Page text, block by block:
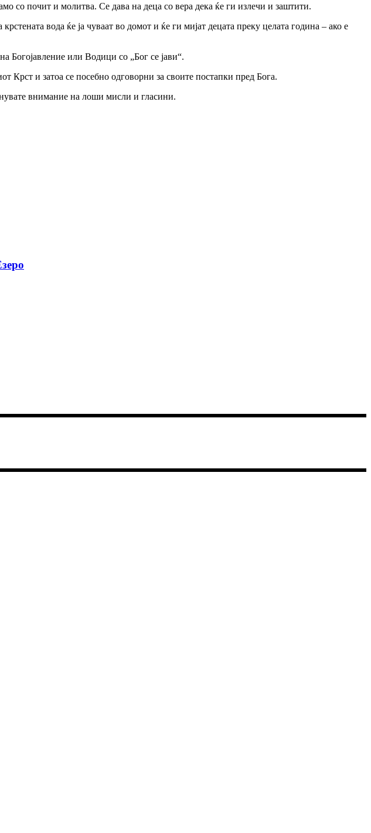
со почит и молитва. Се дава на деца со вера дека ќе ги излечи и заштити.
вода ќе ја чуваат во домот и ќе ги мијат децата преку целата година – ако е
Богојавление или Водици со „Бог се јави“.
Крст и затоа се посебно одговорни за своите постапки пред Бога.
внимание на лоши мисли и гласини.